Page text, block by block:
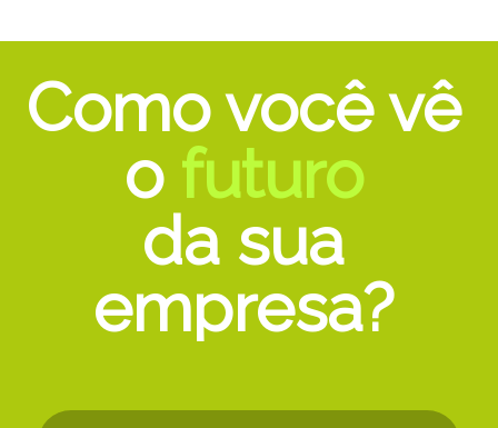
Como você vê
o futuro
da sua
empresa?